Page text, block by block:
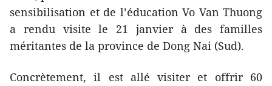
sensibilisation et de l’éducation Vo Van Thuong
a rendu visite le 21 janvier à des familles
méritantes de la province de Dong Nai (Sud).
Concrètement, il est allé visiter et offrir 60